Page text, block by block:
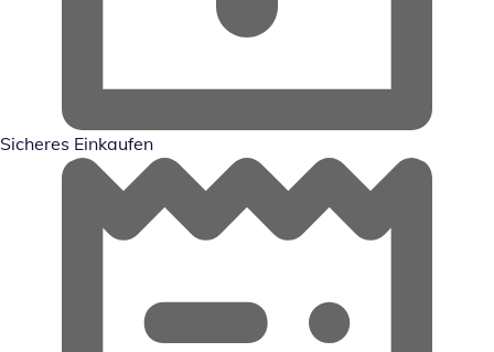
Sicheres Einkaufen